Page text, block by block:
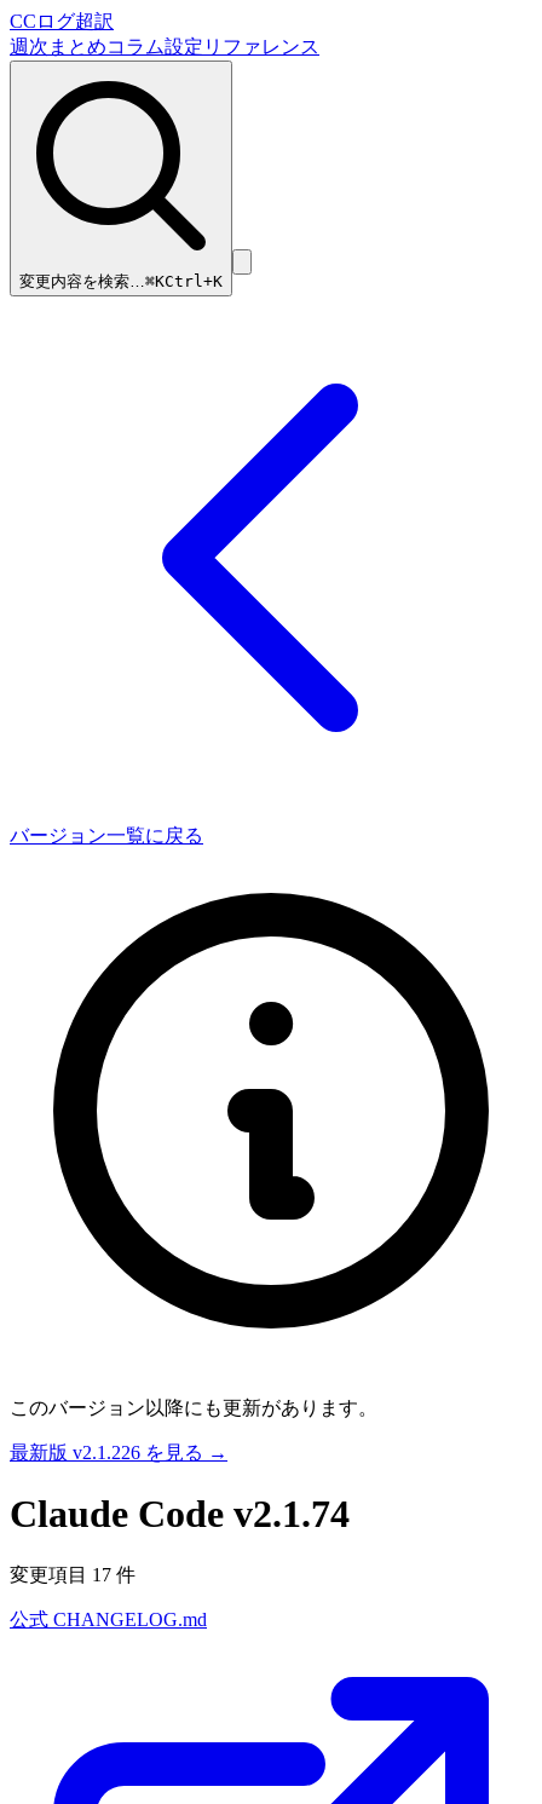
CCログ超訳
週次まとめコラム設定リファレンス
変更内容を検索…⌘KCtrl+K
バージョン一覧に戻る
このバージョン以降にも更新があります。
最新版 v2.1.226 を見る →
Claude Code v2.1.74
変更項目 17 件
公式 CHANGELOG.md